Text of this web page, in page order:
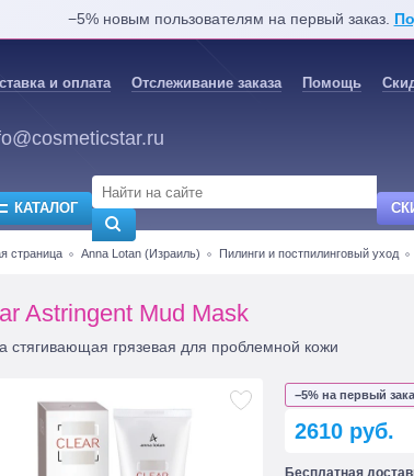
−5% новым пользователям на первый заказ.
и оплата Отслеживание заказа Помощь
КАТАЛОГ
страница Anna Lotan (Израиль) Пилинги и постпилинговый уход
Astringent Mud Mask
стягивающая грязевая для проблемной кожи
−5% на первый
2610 руб.
Бесплатная